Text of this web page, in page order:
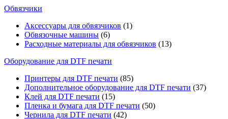
Обвязчики
Аксессуары для обвязчиков (1)
Обвязочные машины (6)
Расходные материалы для обвязчиков (13)
Оборудование для DTF печати
Принтеры для DTF печати (85)
Дополнительное оборудование для DTF печати (37)
Клей для DTF печати (15)
Пленка и бумага для DTF печати (50)
Чернила для DTF печати (42)